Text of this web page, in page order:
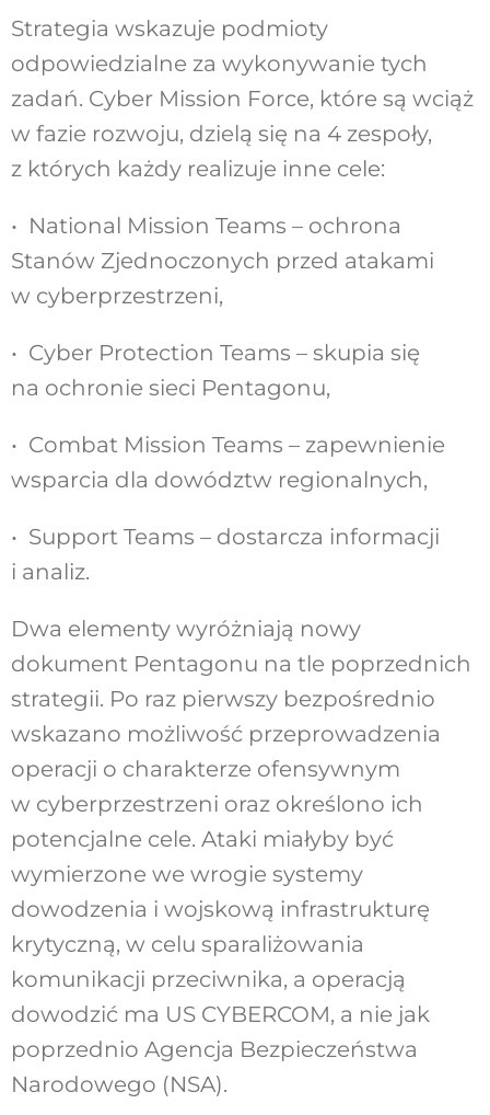
Strategia wskazuje podmioty
odpowiedzialne za wykonywanie tych
zadań. Cyber Mission Force, które są wciąż
w fazie rozwoju, dzielą się na 4 zespoły,
z których każdy realizuje inne cele:
• National Mission Teams – ochrona
Stanów Zjednoczonych przed atakami
w cyberprzestrzeni,
• Cyber Protection Teams – skupia się
na ochronie sieci Pentagonu,
• Combat Mission Teams – zapewnienie
wsparcia dla dowództw regionalnych,
• Support Teams – dostarcza informacji
i analiz.
Dwa elementy wyróżniają nowy
dokument Pentagonu na tle poprzednich
strategii. Po raz pierwszy bezpośrednio
wskazano możliwość przeprowadzenia
operacji o charakterze ofensywnym
w cyberprzestrzeni oraz określono ich
potencjalne cele. Ataki miałyby być
wymierzone we wrogie systemy
dowodzenia i wojskową infrastrukturę
krytyczną, w celu sparaliżowania
komunikacji przeciwnika, a operacją
dowodzić ma US CYBERCOM, a nie jak
poprzednio Agencja Bezpieczeństwa
Narodowego (NSA).